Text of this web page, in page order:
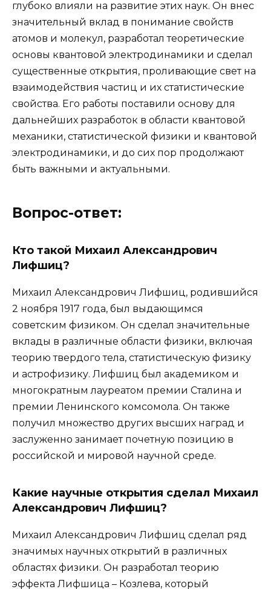
глубоко влияли на развитие этих наук. Он внес
значительный вклад в понимание свойств
атомов и молекул, разработал теоретические
основы квантовой электродинамики и сделал
существенные открытия, проливающие свет на
взаимодействия частиц и их статистические
свойства. Его работы поставили основу для
дальнейших разработок в области квантовой
механики, статистической физики и квантовой
электродинамики, и до сих пор продолжают
быть важными и актуальными.
Вопрос-ответ:
Кто такой Михаил Александрович
Лифшиц?
Михаил Александрович Лифшиц, родившийся
2 ноября 1917 года, был выдающимся
советским физиком. Он сделал значительные
вклады в различные области физики, включая
теорию твердого тела, статистическую физику
и астрофизику. Лифшиц был академиком и
многократным лауреатом премии Сталина и
премии Ленинского комсомола. Он также
получил множество других высших наград и
заслуженно занимает почетную позицию в
российской и мировой научной среде.
Какие научные открытия сделал Михаил
Александрович Лифшиц?
Михаил Александрович Лифшиц сделал ряд
значимых научных открытий в различных
областях физики. Он разработал теорию
эффекта Лифшица – Козлева, который